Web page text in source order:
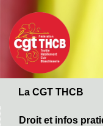
contenu
principal
La CGT THCB
Droit et infos